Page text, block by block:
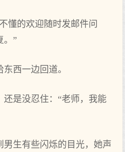
懂的欢迎随时发邮件问
。”
西一边回道。
还是没忍住：“老师，我能
男生有些闪烁的目光，她声